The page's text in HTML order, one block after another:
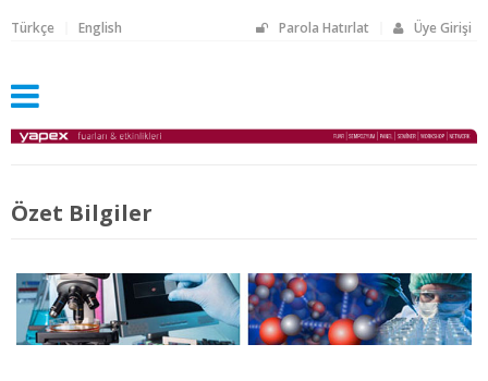
Parola Hatırlat Üye Girişi
Türkçe English
Özet Bilgiler